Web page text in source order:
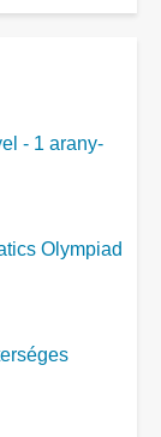
- 1 arany-
Olympiad